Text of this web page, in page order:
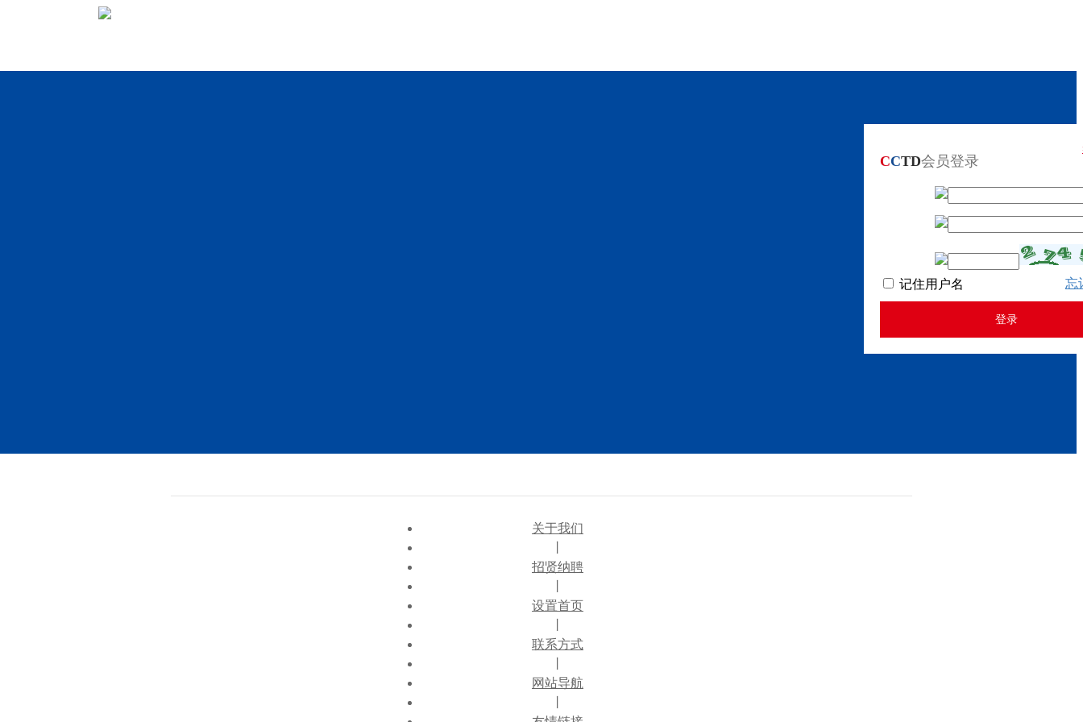
CCTD会员登录
记住用户名 忘
关于我们
招贤纳聘
设置首页
联系方式
网站导航